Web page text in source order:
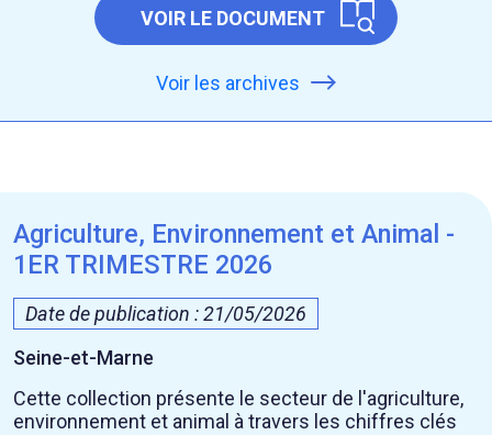
VOIR LE DOCUMENT
Voir les archives
Agriculture, Environnement et Animal -
1ER TRIMESTRE 2026
Date de publication : 21/05/2026
Seine-et-Marne
Cette collection présente le secteur de l'agriculture,
environnement et animal à travers les chiffres clés